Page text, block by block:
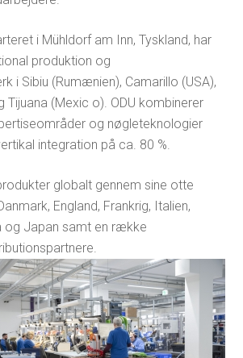
i Mühldorf am Inn, Tyskland, har
produktion og
i Sibiu (Rumænien), Camarillo (USA),
Tijuana (Mexic o). ODU kombinerer
og nøgleteknologier
integration på ca. 80 %.
globalt gennem sine otte
England, Frankrig, Italien,
og Japan samt en række